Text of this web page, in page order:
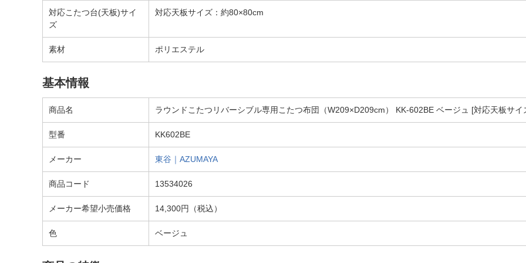
対応こたつ台(天板)サイ
ズ
対応天板サイズ：約80×80cm
素材 ポリエステル
基本情報
商品名 ラウンドこたつリバーシブル専用こたつ布団（W209×D209cm） KK-602BE ベージュ [対応天板サ
型番 KK602BE
メーカー 東谷｜AZUMAYA
商品コード 13534026
メーカー希望小売価格 14,300円（税込）
色 ベージュ